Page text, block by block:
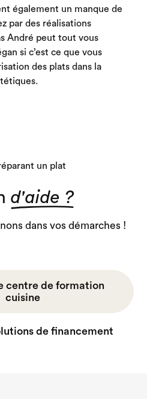
également un manque de
par des réalisations
André peut tout vous
si c’est ce que vous
des plats dans la
d'aide ?
dans vos démarches !
centre de formation
cuisine
de financement